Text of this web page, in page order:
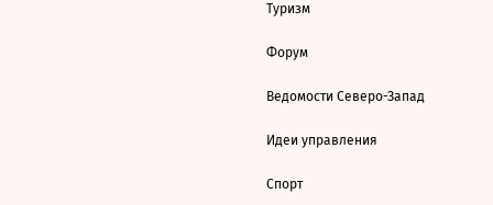
Туризм
Форум
Ведомости Северо-Запад
Идеи управления
Спорт